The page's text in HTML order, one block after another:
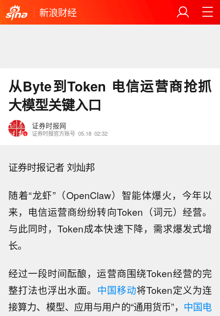
新浪财经
从Byte到Token 电信运营商抢抓
大模型关键入口
证券时报网
证券时报官方账号 05.18 02:32
证券时报记者 刘灿邦
随着“龙虾”（OpenClaw）智能体爆火，今年以
来，电信运营商纷纷转向Token（词元）经营。
与此同时，Token成本快速下降，需求爆发式增
长。
经过一段时间酝酿，运营商围绕Token经营的完
整打法也浮出水面。 中国移动将Token定义为连
接算力、模型、应用与用户的“通用货币”， 中国电